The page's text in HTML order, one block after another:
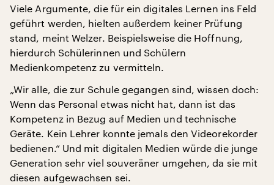
Viele Argumente, die für ein digitales Lernen ins Feld
geführt werden, hielten außerdem keiner Prüfung
stand, meint Welzer. Beispielsweise die Hoffnung,
hierdurch Schülerinnen und Schülern
Medienkompetenz zu vermitteln.
„Wir alle, die zur Schule gegangen sind, wissen doch:
Wenn das Personal etwas nicht hat, dann ist das
Kompetenz in Bezug auf Medien und technische
Geräte. Kein Lehrer konnte jemals den Videorekorder
bedienen.“ Und mit digitalen Medien würde die junge
Generation sehr viel souveräner umgehen, da sie mit
diesen aufgewachsen sei.